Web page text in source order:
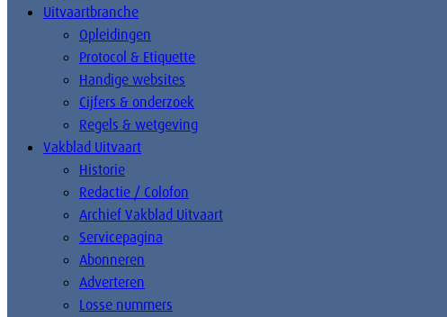
Uitvaartbranche
Opleidingen
Protocol & Etiquette
Handige websites
Cijfers & onderzoek
Regels & wetgeving
Vakblad Uitvaart
Historie
Redactie / Colofon
Archief Vakblad Uitvaart
Servicepagina
Abonneren
Adverteren
Losse nummers